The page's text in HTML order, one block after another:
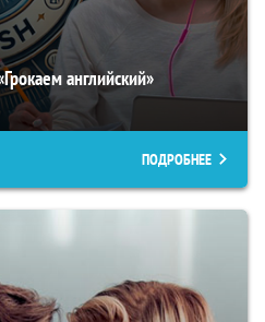
английский»
ПОДРОБНЕЕ